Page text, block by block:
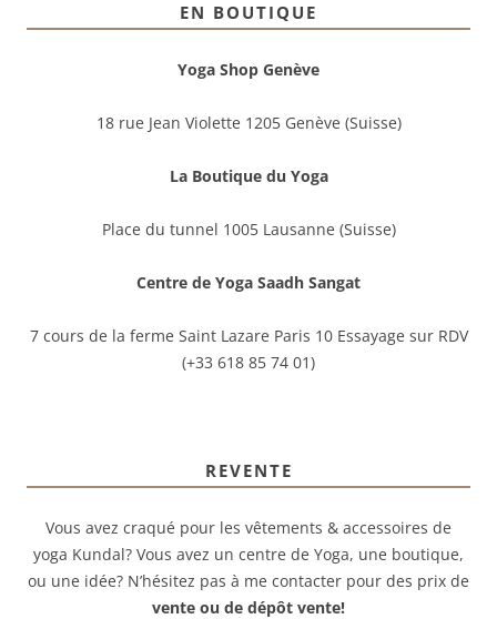
EN BOUTIQUE
Yoga Shop Genève
18 rue Jean Violette 1205 Genève (Suisse)
La Boutique du Yoga
Place du tunnel 1005 Lausanne (Suisse)
Centre de Yoga Saadh Sangat
7 cours de la ferme Saint Lazare Paris 10 Essayage sur RDV
(+33 618 85 74 01)
REVENTE
Vous avez craqué pour les vêtements & accessoires de
yoga Kundal? Vous avez un centre de Yoga, une boutique,
ou une idée? N’hésitez pas à me contacter pour des prix de
vente ou de dépôt vente!